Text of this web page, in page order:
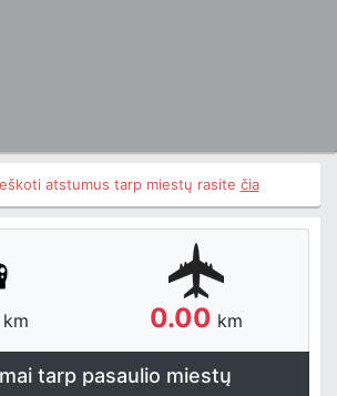
atstumus tarp miestų rasite čia
km 0.00 km
tarp pasaulio miestų